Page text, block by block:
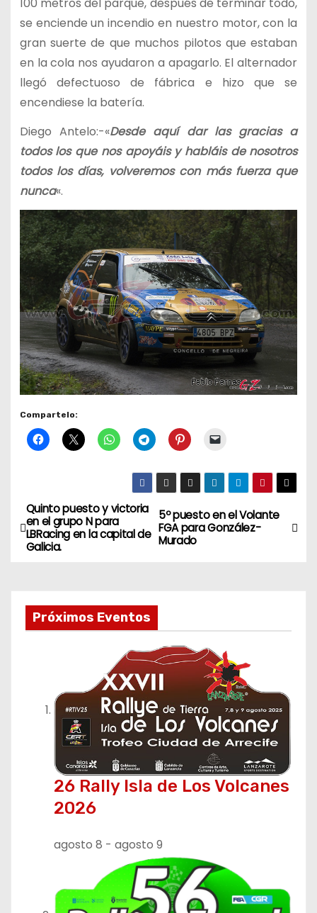
se enciende un incendio en nuestro motor, con la
gran suerte de que muchos pilotos que estaban
en la cola nos ayudaron a apagarlo. El alternador
llegó defectuoso de fábrica e hizo que se
encendiese la batería.
Diego Antelo:-«Desde aquí dar las gracias a
todos los que nos apoyáis y habláis de nosotros
todos los días, volveremos con más fuerza que
nunca«.
Compartelo:
N
a
e
g
5º puesto en el Volante
FGA para González-
Murado
Quinto puesto y victoria
en el grupo N para
LBRacing en la capital de
Galicia.
Próximos Eventos
26 Rally Isla de Los Volcanes
2026
agosto 8 - agosto 9